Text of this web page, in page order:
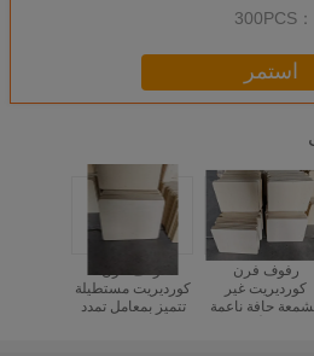
300PCS
استمر
كورديريت مستطيلة
تتميز بمعامل تمدد
رفوف فرن
كورديريت غير
حافة ناعمة